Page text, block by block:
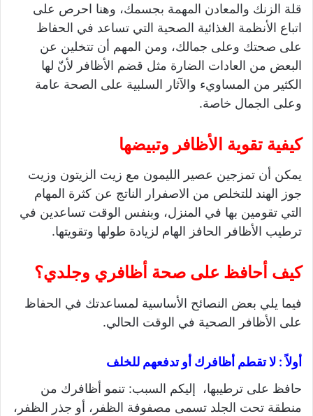
قلة الزنك والمعادن المهمة بجسمك، وهنا احرص على
اتباع الأنظمة الغذائية الصحية التي تساعد في الحفاظ
على صحتك وعلى جمالك، ومن المهم أن تتخلين عن
البعض من العادات الضارة مثل قضم الأظافر لأنّ لها
الكثير من المساويء والآثار السلبية على الصحة عامة
وعلى الجمال خاصة.
كيفية تقوية الأظافر وتبيضها
يمكن أن تمزجين عصير الليمون مع زيت الزيتون وزيت
جوز الهند للتخلص من الاصفرار الناتج عن كثرة المهام
التي تقومين بها في المنزل، وبنفس الوقت تساعدين في
ترطيب الأظافر الحافز الهام لزيادة طولها وتقويتها.
كيف أحافظ على صحة أظافري وجلدي؟
فيما يلي بعض النصائح الأساسية لمساعدتك في الحفاظ
على الأظافر الصحية في الوقت الحالي.
أولاً : لا تقطم أظافرك أو تدفعهم للخلف
حافظ على ترطيبها، إليكم السبب: تنمو أظافرك من
منطقة تحت الجلد تسمى مصفوفة الظفر، أو جذر الظفر،